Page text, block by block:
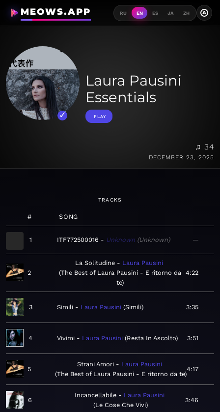
MEOWS.APP RU EN ES JA ZH A
Laura Pausini
Essentials
PLAY
♫ 34
DECEMBER 23, 2025
TRACKS
# SONG
1 ITF772500016 Unknown Unknown —
2
La Solitudine
Laura Pausini
The Best of Laura Pausini - E ritorno da
te
4:22
3 Simili Laura Pausini Simili 3:35
4 Vivimi Laura Pausini Resta In Ascolto 3:51
5
Strani Amori
Laura Pausini
The Best of Laura Pausini - E ritorno da te
4:17
6
Incancellabile
Laura Pausini
Le Cose Che Vivi
3:46